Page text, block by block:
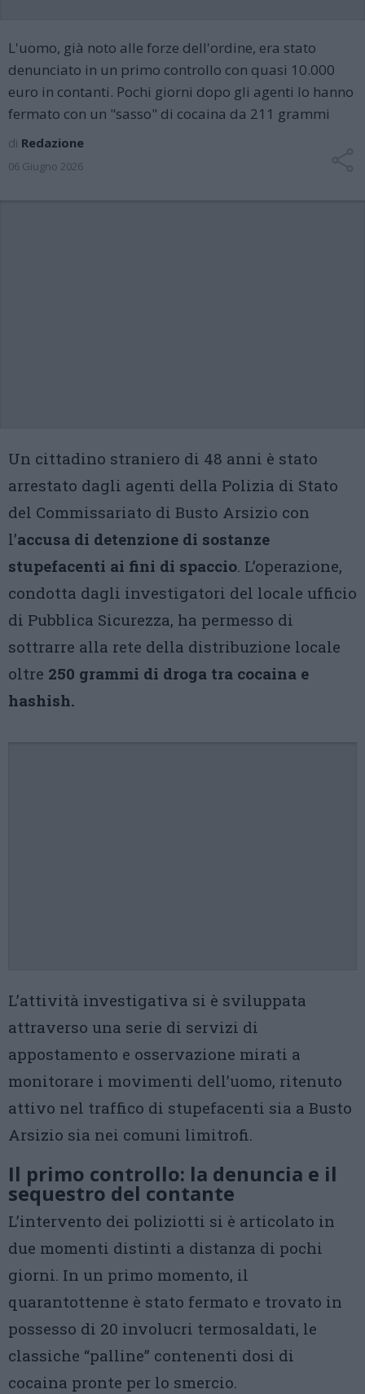
L'uomo, già noto alle forze dell'ordine, era stato
denunciato in un primo controllo con quasi 10.000
euro in contanti. Pochi giorni dopo gli agenti lo hanno
fermato con un "sasso" di cocaina da 211 grammi
di Redazione
06 Giugno 2026
Un cittadino straniero di 48 anni è stato
arrestato dagli agenti della Polizia di Stato
del Commissariato di Busto Arsizio con
l’accusa di detenzione di sostanze
stupefacenti ai fini di spaccio. L’operazione,
condotta dagli investigatori del locale ufficio
di Pubblica Sicurezza, ha permesso di
sottrarre alla rete della distribuzione locale
oltre 250 grammi di droga tra cocaina e
hashish.
L’attività investigativa si è sviluppata
attraverso una serie di servizi di
appostamento e osservazione mirati a
monitorare i movimenti dell’uomo, ritenuto
attivo nel traffico di stupefacenti sia a Busto
Arsizio sia nei comuni limitrofi.
Il primo controllo: la denuncia e il
sequestro del contante
L’intervento dei poliziotti si è articolato in
due momenti distinti a distanza di pochi
giorni. In un primo momento, il
quarantottenne è stato fermato e trovato in
possesso di 20 involucri termosaldati, le
classiche “palline” contenenti dosi di
cocaina pronte per lo smercio.